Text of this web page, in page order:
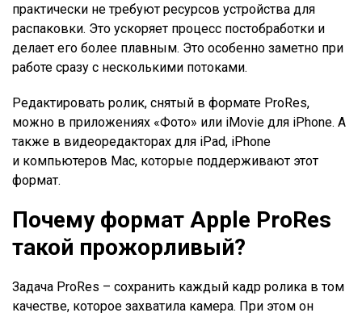
практически не требуют ресурсов устройства для
распаковки. Это ускоряет процесс постобработки и
делает его более плавным. Это особенно заметно при
работе сразу с несколькими потоками.
Редактировать ролик, снятый в формате ProRes,
можно в приложениях «Фото» или iMovie для iPhone. А
также в видеоредакторах для iPad, iPhone
и компьютеров Mac, которые поддерживают этот
формат.
Почему формат Apple ProRes
такой прожорливый?
Задача ProRes – сохранить каждый кадр ролика в том
качестве, которое захватила камера. При этом он